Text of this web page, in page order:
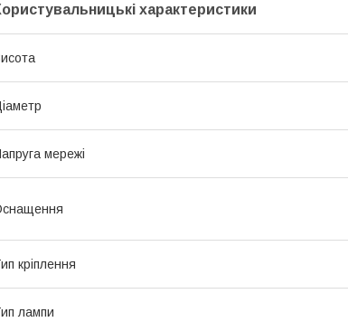
характеристики
мережі
кріплення
лампи